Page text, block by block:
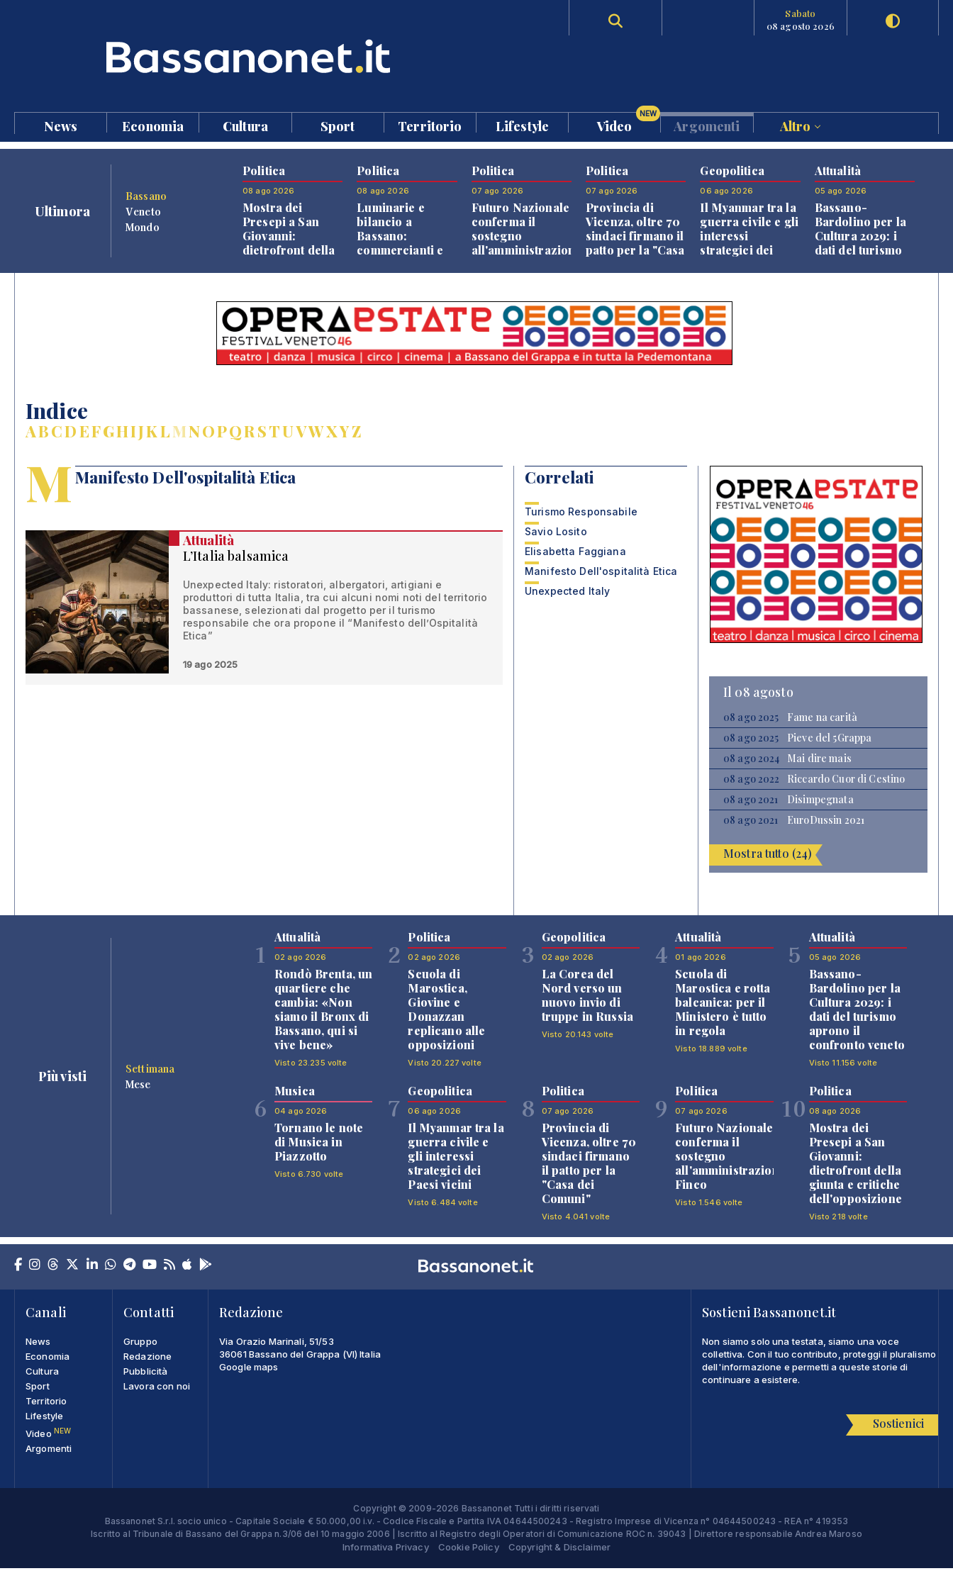
Sabato
08 agosto 2026
News Economia Cultura Sport Territorio Lifestyle Video
NEW
Argomenti Altro
Ultimora
Bassano
Veneto
Mondo
Politica
08 ago 2026
Mostra dei
Presepi a San
Giovanni:
dietrofront della
Politica
08 ago 2026
Luminarie e
bilancio a
Bassano:
commercianti e
Politica
07 ago 2026
Futuro Nazionale
conferma il
sostegno
all'amministrazione
Politica
07 ago 2026
Provincia di
Vicenza, oltre 70
sindaci firmano il
patto per la "Casa
Geopolitica
06 ago 2026
Il Myanmar tra la
guerra civile e gli
interessi
strategici dei
Attualità
05 ago 2026
Bassano-
Bardolino per la
Cultura 2029: i
dati del turismo
Indice
ABCDEFGHIJKLMNOPQRSTUVWXYZ
M Manifesto Dell'ospitalità Etica
Attualità
L’Italia balsamica
Unexpected Italy: ristoratori, albergatori, artigiani e
produttori di tutta Italia, tra cui alcuni nomi noti del territorio
bassanese, selezionati dal progetto per il turismo
responsabile che ora propone il “Manifesto dell’Ospitalità
Etica”
19 ago 2025
Correlati
Turismo Responsabile
Savio Losito
Elisabetta Faggiana
Manifesto Dell'ospitalità Etica
Unexpected Italy
Il 08 agosto
08 ago 2025
Fame na carità
08 ago 2025
Pieve del 5Grappa
08 ago 2024
Mai dire mais
08 ago 2022
Riccardo Cuor di Cestino
08 ago 2021
Disimpegnata
08 ago 2021
EuroDussin 2021
Mostra tutto (24)
Più visti
Settimana
Mese
1
Attualità
02 ago 2026
Rondò Brenta, un
quartiere che
cambia: «Non
siamo il Bronx di
Bassano, qui si
vive bene»
Visto 23.235 volte
2
Politica
02 ago 2026
Scuola di
Marostica,
Giovine e
Donazzan
replicano alle
opposizioni
Visto 20.227 volte
3
Geopolitica
02 ago 2026
La Corea del
Nord verso un
nuovo invio di
truppe in Russia
Visto 20.143 volte
4
Attualità
01 ago 2026
Scuola di
Marostica e rotta
balcanica: per il
Ministero è tutto
in regola
Visto 18.889 volte
5
Attualità
05 ago 2026
Bassano-
Bardolino per la
Cultura 2029: i
dati del turismo
aprono il
confronto veneto
Visto 11.156 volte
6
Musica
04 ago 2026
Tornano le note
di Musica in
Piazzotto
Visto 6.730 volte
7
Geopolitica
06 ago 2026
Il Myanmar tra la
guerra civile e
gli interessi
strategici dei
Paesi vicini
Visto 6.484 volte
8
Politica
07 ago 2026
Provincia di
Vicenza, oltre 70
sindaci firmano
il patto per la
"Casa dei
Comuni"
Visto 4.041 volte
9
Politica
07 ago 2026
Futuro Nazionale
conferma il
sostegno
all'amministrazione
Finco
Visto 1.546 volte
10
Politica
08 ago 2026
Mostra dei
Presepi a San
Giovanni:
dietrofront della
giunta e critiche
dell'opposizione
Visto 218 volte
Canali
News
Economia
Cultura
Sport
Territorio
Lifestyle
Video NEW
Argomenti
Contatti
Gruppo
Redazione
Pubblicità
Lavora con noi
Redazione
Via Orazio Marinali, 51/53
36061 Bassano del Grappa (VI) Italia
Google maps
Sostieni Bassanonet.it
Non siamo solo una testata, siamo una voce
collettiva. Con il tuo contributo, proteggi il pluralismo
dell'informazione e permetti a queste storie di
continuare a esistere.
Sostienici
Copyright © 2009-2026 Bassanonet Tutti i diritti riservati
Bassanonet S.r.l. socio unico - Capitale Sociale € 50.000,00 i.v. - Codice Fiscale e Partita IVA 04644500243 - Registro Imprese di Vicenza n° 04644500243 - REA n° 419353
Iscritto al Tribunale di Bassano del Grappa n.3/06 del 10 maggio 2006 | Iscritto al Registro degli Operatori di Comunicazione ROC n. 39043 | Direttore responsabile Andrea Maroso
Informativa Privacy Cookie Policy Copyright & Disclaimer